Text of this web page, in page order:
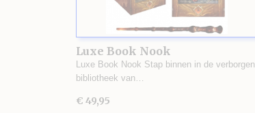
Luxe Book Nook
Luxe Book Nook Stap binnen in de verborgen
bibliotheek van…
€ 49,95